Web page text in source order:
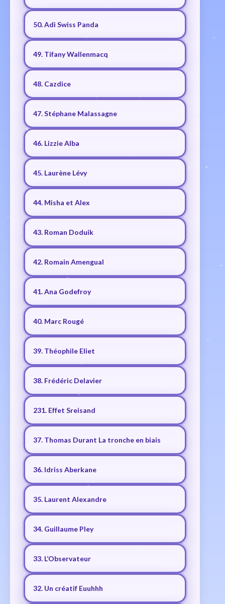
50. Adi Swiss Panda
49. Tifany Wallenmacq
48. Cazdice
47. Stéphane Malassagne
46. Lizzie Alba
45. Laurène Lévy
44. Misha et Alex
43. Roman Doduik
42. Romain Amengual
41. Ana Godefroy
40. Marc Rougé
39. Théophile Eliet
38. Frédéric Delavier
231. Effet Sreisand
37. Thomas Durant La tronche en biais
36. Idriss Aberkane
35. Laurent Alexandre
34. Guillaume Pley
33. L’Observateur
32. Un créatif Euuhhh